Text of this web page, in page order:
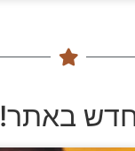
באתר!